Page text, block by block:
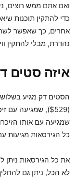
כדי להתקין תוכנות
נהדרת, מבלי להתקין
איזה סטים
כל הגירסאות מגיעות